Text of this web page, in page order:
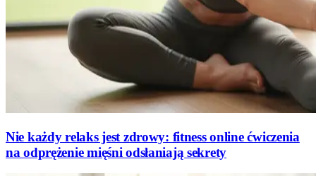
Nie każdy relaks jest zdrowy: fitness online ćwiczenia
na odprężenie mięśni odsłaniają sekrety